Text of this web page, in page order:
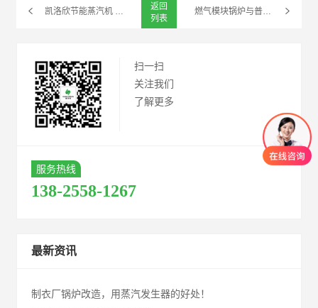
返回
列表
扫一扫
关注我们
了解更多
服务热线
138-2558-1267
最新资讯
制衣厂锅炉改造，用蒸汽发生器的好处！